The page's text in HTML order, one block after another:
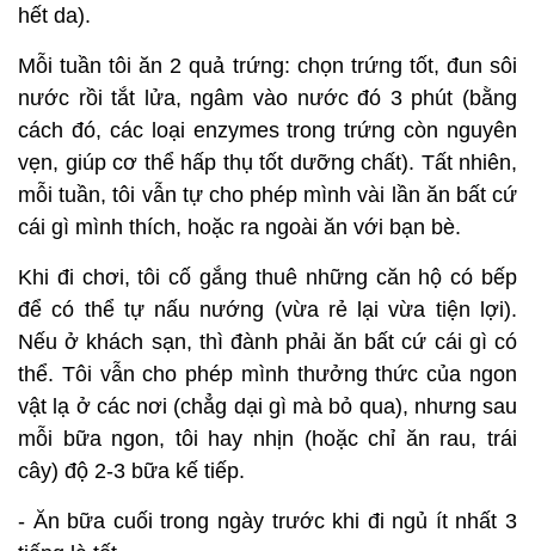
hết da).
Mỗi tuần tôi ăn 2 quả trứng: chọn trứng tốt, đun sôi
nước rồi tắt lửa, ngâm vào nước đó 3 phút (bằng
cách đó, các loại enzymes trong trứng còn nguyên
vẹn, giúp cơ thể hấp thụ tốt dưỡng chất). Tất nhiên,
mỗi tuần, tôi vẫn tự cho phép mình vài lần ăn bất cứ
cái gì mình thích, hoặc ra ngoài ăn với bạn bè.
Khi đi chơi, tôi cố gắng thuê những căn hộ có bếp
để có thể tự nấu nướng (vừa rẻ lại vừa tiện lợi).
Nếu ở khách sạn, thì đành phải ăn bất cứ cái gì có
thể. Tôi vẫn cho phép mình thưởng thức của ngon
vật lạ ở các nơi (chẳg dại gì mà bỏ qua), nhưng sau
mỗi bữa ngon, tôi hay nhịn (hoặc chỉ ăn rau, trái
cây) độ 2-3 bữa kế tiếp.
- Ăn bữa cuối trong ngày trước khi đi ngủ ít nhất 3